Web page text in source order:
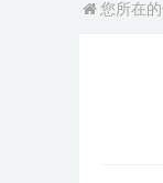
您所在的